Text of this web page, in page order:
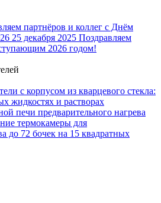
партнёров и коллег с Днём
25 декабря 2025 Поздравляем
2026 годом!
с корпусом из кварцевого стекла:
жидкостях и растворах
печи предварительного нагрева
термокамеры для
до 72 бочек на 15 квадратных